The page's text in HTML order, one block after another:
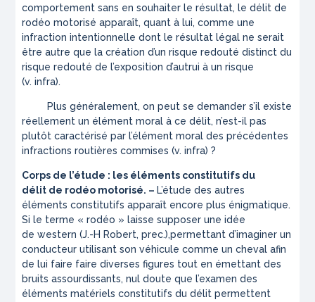
comportement sans en souhaiter le résultat, le délit de
rodéo motorisé apparaît, quant à lui, comme une
infraction intentionnelle dont le résultat légal ne serait
être autre que la création d’un risque redouté distinct du
risque redouté de l’exposition d’autrui à un risque
(v.infra).
Plus généralement, on peut se demander s’il existe
réellement un élément moral à ce délit, n’est-il pas
plutôt caractérisé par l’élément moral des précédentes
infractions routières commises (v.infra) ?
Corps de l’étude : les éléments constitutifs du
délit de rodéo motorisé. – L’étude des autres
éléments constitutifs apparaît encore plus énigmatique.
Si le terme « rodéo » laisse supposer une idée
dewestern(J.-H Robert, prec.),permettant d’imaginer un
conducteur utilisant son véhicule comme un cheval afin
de lui faire faire diverses figures tout en émettant des
bruits assourdissants, nul doute que l’examen des
éléments matériels constitutifs du délit permettent